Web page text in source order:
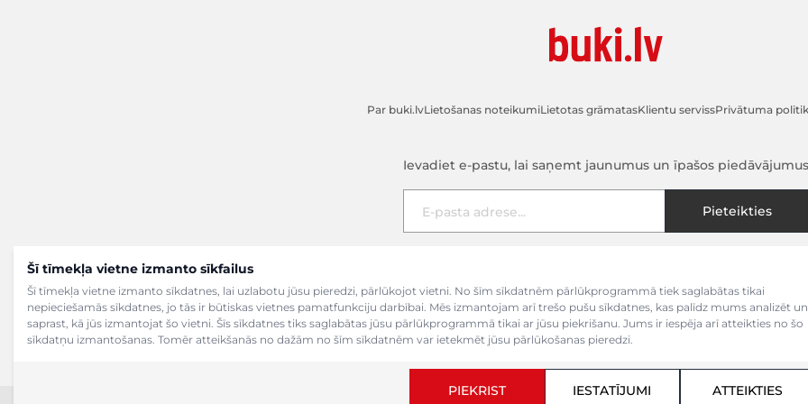
Šī tīmekļa vietne izmanto sīkfailus
Šī tīmekļa vietne izmanto sīkdatnes, lai uzlabotu jūsu pieredzi, pārlūkojot vietni. No šīm sīkdatnēm pārlūkprogrammā tiek saglabātas tikai
nepieciešamās sīkdatnes, jo tās ir būtiskas vietnes pamatfunkciju darbībai. Mēs izmantojam arī trešo pušu sīkdatnes, kas palīdz mums analizēt un
saprast, kā jūs izmantojat šo vietni. Šīs sīkdatnes tiks saglabātas jūsu pārlūkprogrammā tikai ar jūsu piekrišanu. Jums ir iespēja arī atteikties no šo
sīkdatņu izmantošanas. Tomēr atteikšanās no dažām no šīm sīkdatnēm var ietekmēt jūsu pārlūkošanas pieredzi.
PIEKRIST IESTATĪJUMI ATTEIKTIES
Par buki.lvLietošanas noteikumiLietotas grāmatasKlientu servissPrivātuma
Ievadiet e-pastu, lai saņemt jaunumus un īpašos piedāvājumus
Pieteikties